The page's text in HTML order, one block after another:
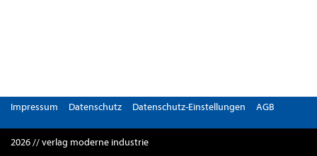
Impressum Datenschutz Datenschutz-Einstellungen AGB
2026 // verlag moderne industrie